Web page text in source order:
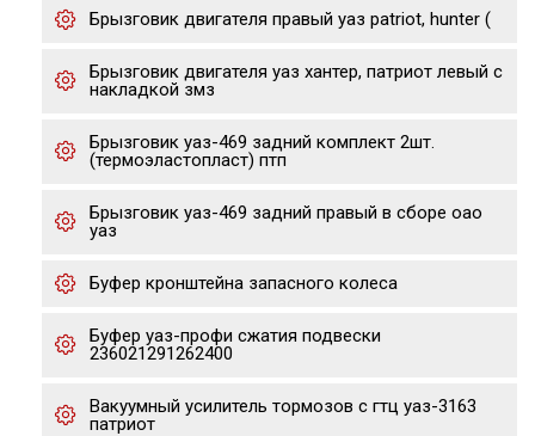
Брызговик двигателя правый уаз patriot, hunter (
Брызговик двигателя уаз хантер, патриот левый с
накладкой змз
Брызговик уаз-469 задний комплект 2шт.
(термоэластопласт) птп
Брызговик уаз-469 задний правый в сборе оао
уаз
Буфер кронштейна запасного колеса
Буфер уаз-профи сжатия подвески
236021291262400
Вакуумный усилитель тормозов с гтц уаз-3163
патриот